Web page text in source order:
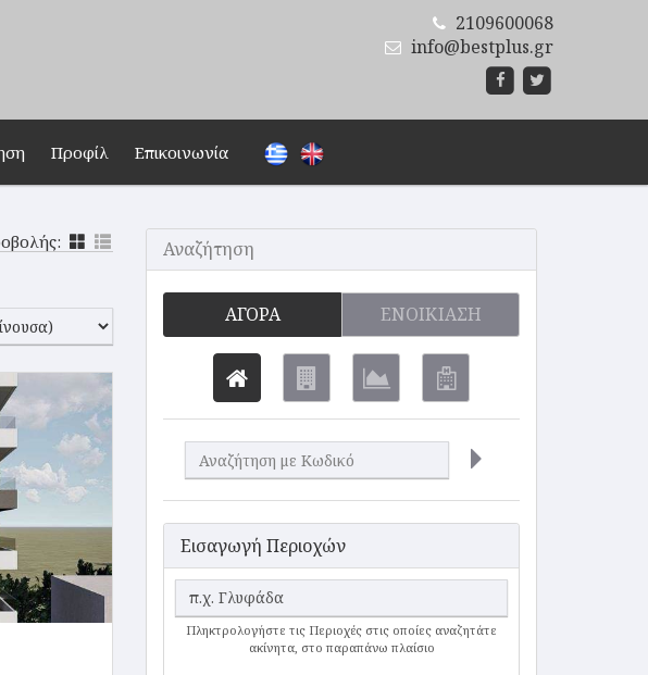
2109600068
info@bestplus.gr
Προφίλ Επικοινωνία
Αναζήτηση
ΑΓΟΡΆ ΕΝΟΙΚΊΑΣΗ
Εισαγωγή Περιοχών
Πληκτρολογήστε τις Περιοχές στις οποίες αναζητάτε
ακίνητα, στο παραπάνω πλαίσιο